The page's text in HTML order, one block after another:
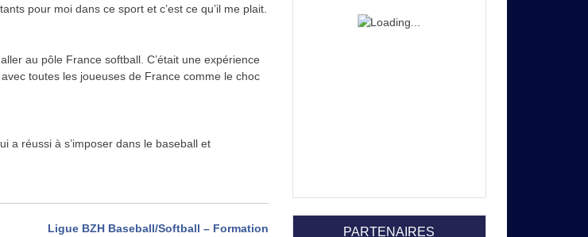
pour moi dans ce sport et c’est ce qu’il me plait.
au pôle France softball. C’était une expérience
toutes les joueuses de France comme le choc
a réussi à s’imposer dans le baseball et
Ligue BZH Baseball/Softball – Formation PARTENAIRES